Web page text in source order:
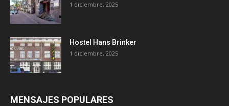
1 diciembre, 2025
Hostel Hans Brinker
1 diciembre, 2025
MENSAJES POPULARES